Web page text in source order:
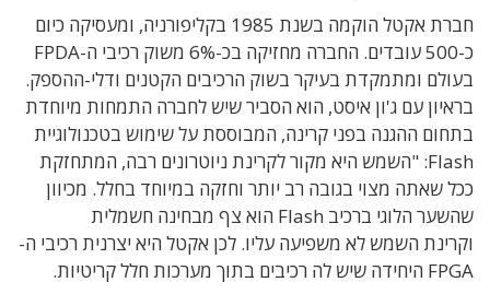
חברת אקטל הוקמה בשנת 1985 בקליפורניה, ומעסיקה כיום
כ-500 עובדים. החברה מחזיקה בכ-6% משוק רכיבי ה-FPDA
בעולם ומתמקדת בעיקר בשוק הרכיבים הקטנים ודלי-ההספק.
בראיון עם ג'ון איסט, הוא הסביר שיש לחברה התמחות מיוחדת
בתחום ההגנה בפני קרינה, המבוססת על שימוש בטכנולוגיית
Flash: "השמש היא מקור לקרינת ניוטרונים רבה, המתחזקת
ככל שאתה מצוי בגובה רב יותר וחזקה במיוחד בחלל. מכיוון
שהשער הלוגי ברכיב Flash הוא צף מבחינה חשמלית
וקרינת השמש לא משפיעה עליו. לכן אקטל היא יצרנית רכיבי ה-
FPGA היחידה שיש לה רכיבים בתוך מערכות חלל קריטיות.